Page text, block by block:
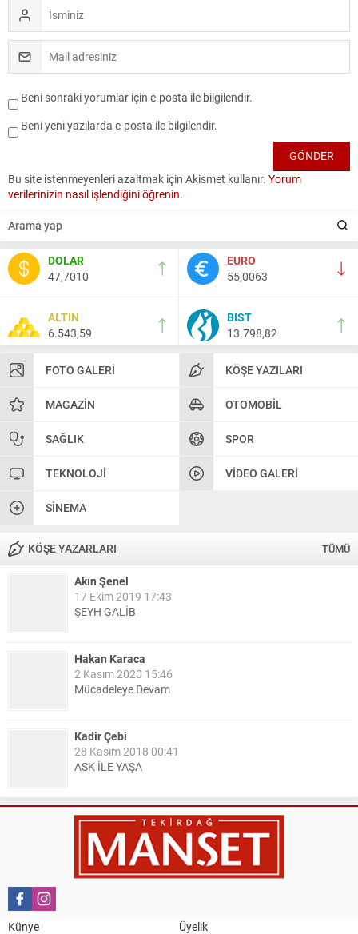
DOLAR
47,7010
EURO
55,0063
ALTIN
6.543,59
BIST
13.798,82
FOTO GALERI KÖŞE YAZILARI
MAGAZIN OTOMOBIL
SAĞLIK SPOR
TEKNOLOJI VIDEO GALERI
SINEMA
KÖŞE YAZARLARI TÜMÜ
Akın Şenel
17 Ekim 2019 17:43
ŞEYH GALİB
Hakan Karaca
2 Kasım 2020 15:46
Mücadeleye Devam
Kadir Çebi
28 Kasım 2018 00:41
ASK İLE YAŞA
Nail Kazanç
10 Mart 2023 21:36
HAYDİ TEKİRDAĞ MAÇA !!!!
TEKİRDAĞ İL EMNİYET MÜDÜRÜMÜZE HAYIRLI OLSUN
Beni sonraki yorumlar için e-posta ile bilgilendir.
Beni yeni yazılarda e-posta ile bilgilendir.
Bu site istenmeyenleri azaltmak için Akismet kullanır. Yorum
verilerinizin nasıl işlendiğini öğrenin.
Künye Üyelik